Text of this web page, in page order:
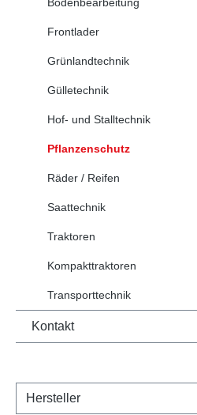
Bodenbearbeitung
Frontlader
Grünlandtechnik
Gülletechnik
Hof- und Stalltechnik
Pflanzenschutz
Räder / Reifen
Saattechnik
Traktoren
Kompakttraktoren
Transporttechnik
Kontakt
Hersteller